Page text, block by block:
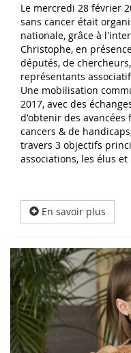
Le mercredi 28 février
sans cancer était
nationale, grâce à
Christophe, en
députés, de
représentants
Une mobilisation
2017, avec des
d'obtenir des
cancers & de
travers 3 objectifs
associations, les élus
En savoir plus